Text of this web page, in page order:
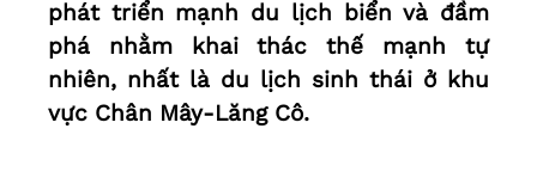
phát triển mạnh du lịch biển và đầm
phá nhằm khai thác thế mạnh tự
nhiên, nhất là du lịch sinh thái ở khu
vực Chân Mây-Lăng Cô.